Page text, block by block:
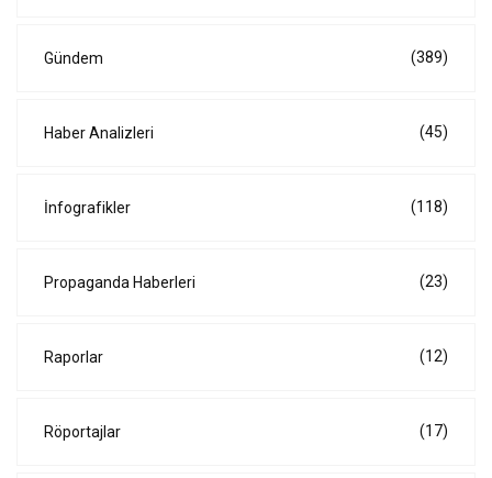
Gündem (389)
Haber Analizleri (45)
İnfografikler (118)
Propaganda Haberleri (23)
Raporlar (12)
Röportajlar (17)